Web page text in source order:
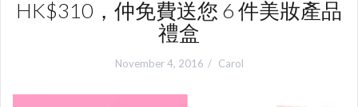
HK$310，仲免費送您 6 件美妝產品
禮盒
November 4, 2016 Carol